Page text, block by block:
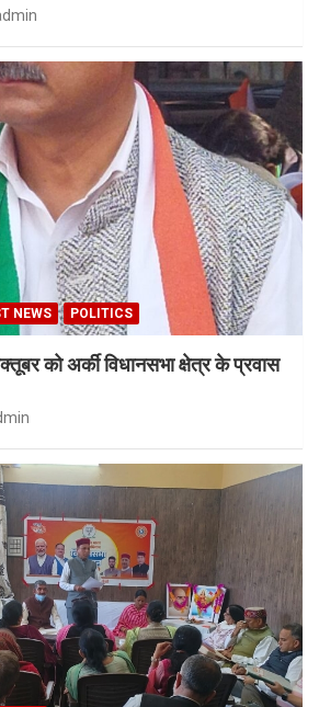
NEWS POLITICS
को अर्की विधानसभा क्षेत्र के प्रवास